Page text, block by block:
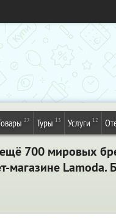
27 Туры 13 Услуги 12
ещё 700 мировых
Lamoda.